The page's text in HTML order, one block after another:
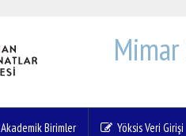
Akademik Birimler Yöksis Veri Girişi